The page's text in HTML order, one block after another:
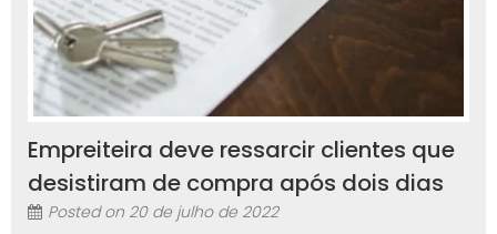
Empreiteira deve ressarcir clientes que
desistiram de compra após dois dias
Posted on 20 de julho de 2022